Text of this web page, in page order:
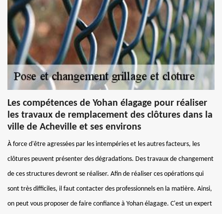
Les compétences de Yohan élagage pour réaliser
les travaux de remplacement des clôtures dans la
ville de Acheville et ses environs
À force d'être agressées par les intempéries et les autres facteurs, les
clôtures peuvent présenter des dégradations. Des travaux de changement
de ces structures devront se réaliser. Afin de réaliser ces opérations qui
sont très difficiles, il faut contacter des professionnels en la matière. Ainsi,
on peut vous proposer de faire confiance à Yohan élagage. C'est un expert